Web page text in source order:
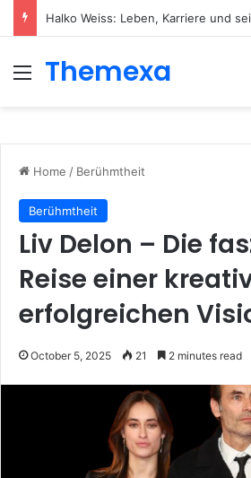
Menu
Themexa
Home / Berühmtheit
Berühmtheit
Liv Delon – Die
Reise einer
erfolgreichen
October 5, 2025 21 2 minutes read